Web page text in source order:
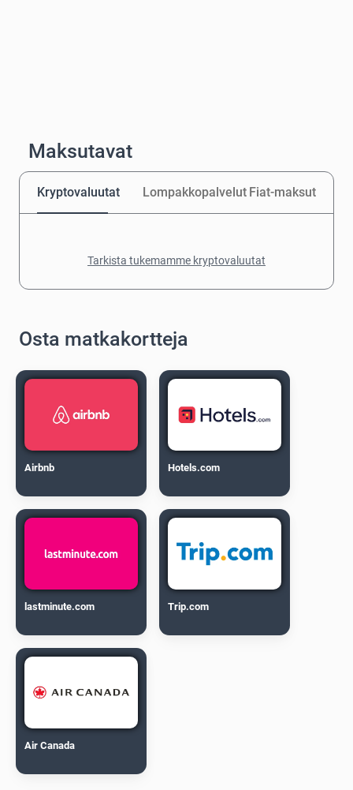
Maksutavat
Kryptovaluutat Lompakkopalvelut Fiat-maksut
Tarkista tukemamme kryptovaluutat
Osta matkakortteja
Airbnb Hotels.com
lastminute.com Trip.com
Air Canada